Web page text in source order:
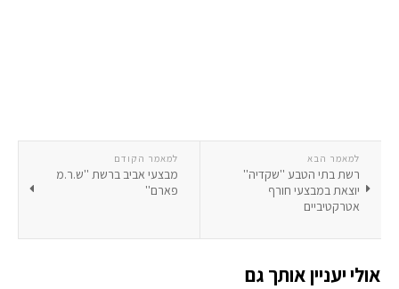
למאמר הקודם
מבצעי אביב ברשת ''ש.ר.מ
פארם''
למאמר הבא
רשת בתי הטבע ''שקדיה''
יוצאת במבצעי חורף
אטרקטיביים
אולי יעניין אותך גם